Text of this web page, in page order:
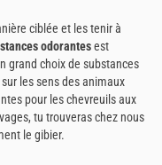
ciblée et les tenir à
odorantesest
grand choix de substances
les sens des animaux
pour les chevreuils aux
tu trouveras chez nous
le gibier.